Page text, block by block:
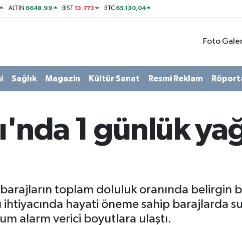
ALTIN 6648.99 BİST13.773 BTC 65.130,04
Foto
Sağlık Magazin Kültür Sanat Resmi Reklam
1 günlük
toplam doluluk oranında belirgin
hayati öneme sahip barajlarda su
alarm verici boyutlara ulaştı.